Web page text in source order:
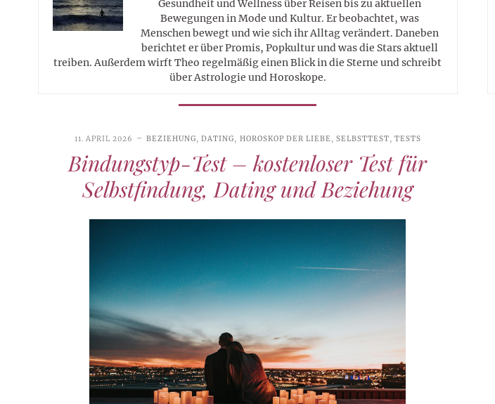
Gesundheit und Wellness über Reisen bis zu aktuellen
Bewegungen in Mode und Kultur. Er beobachtet, was
Menschen bewegt und wie sich ihr Alltag verändert. Daneben
berichtet er über Promis, Popkultur und was die Stars aktuell
treiben. Außerdem wirft Theo regelmäßig einen Blick in die Sterne und schreibt
über Astrologie und Horoskope.
11. APRIL 2026 BEZIEHUNG,DATING, HOROSKOP DER LIEBE, SELBSTTEST, TESTS
Bindungstyp-Test – kostenloser Test für
Selbstfindung, Dating und Beziehung